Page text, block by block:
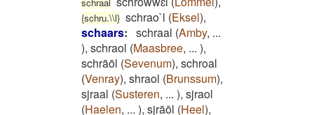
{schru.\\l} schrao`l (Eksel),
schaars: schraal (Amby, ...
), schraol (Maasbree, ... ),
schrāōl (Sevenum), schroal
(Venray), shraol (Brunssum),
sjraal (Susteren, ... ), sjraol
(Haelen, ... ), sjrāōl (Heel),